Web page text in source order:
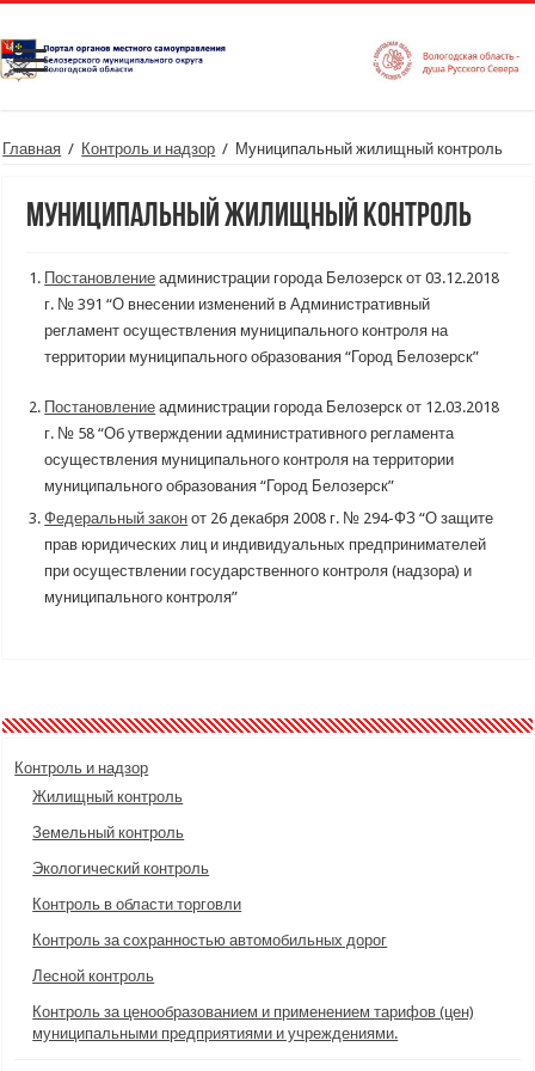
Главная / Контроль и надзор / Муниципальный жилищный контроль
Муниципальный жилищный контроль
Постановление администрации города Белозерск от 03.12.2018
г. № 391 “О внесении изменений в Административный
регламент осуществления муниципального контроля на
территории муниципального образования “Город Белозерск”
Постановление администрации города Белозерск от 12.03.2018
г. № 58 “Об утверждении административного регламента
осуществления муниципального контроля на территории
муниципального образования “Город Белозерск”
Федеральный закон от 26 декабря 2008 г. № 294-ФЗ “О защите
прав юридических лиц и индивидуальных предпринимателей
при осуществлении государственного контроля (надзора) и
муниципального контроля”
Контроль и надзор
Жилищный контроль
Земельный контроль
Экологический контроль
Контроль в области торговли
Контроль за сохранностью автомобильных дорог
Лесной контроль
Контроль за ценообразованием и применением тарифов (цен)
муниципальными предприятиями и учреждениями.